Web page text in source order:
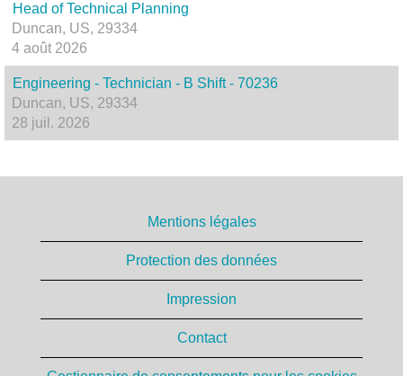
Head of Technical Planning
Duncan, US, 29334
4 août 2026
Engineering - Technician - B Shift - 70236
Duncan, US, 29334
28 juil. 2026
Mentions légales
Protection des données
Impression
Contact